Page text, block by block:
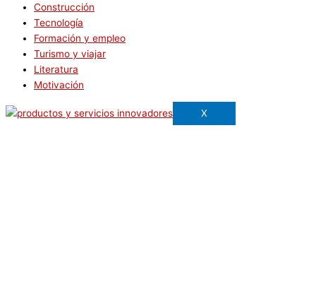
Construcción
Tecnología
Formación y empleo
Turismo y viajar
Literatura
Motivación
X